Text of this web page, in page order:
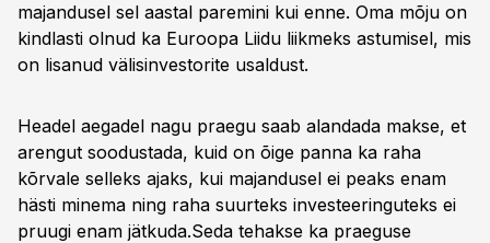
majandusel sel aastal paremini kui enne. Oma mõju on
kindlasti olnud ka Euroopa Liidu liikmeks astumisel, mis
on lisanud välisinvestorite usaldust.
Headel aegadel nagu praegu saab alandada makse, et
arengut soodustada, kuid on õige panna ka raha
kõrvale selleks ajaks, kui majandusel ei peaks enam
hästi minema ning raha suurteks investeeringuteks ei
pruugi enam jätkuda.Seda tehakse ka praeguse